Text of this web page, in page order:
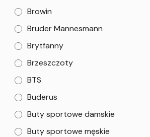
Browin
Bruder Mannesmann
Brytfanny
Brzeszczoty
BTS
Buderus
Buty sportowe damskie
Buty sportowe męskie